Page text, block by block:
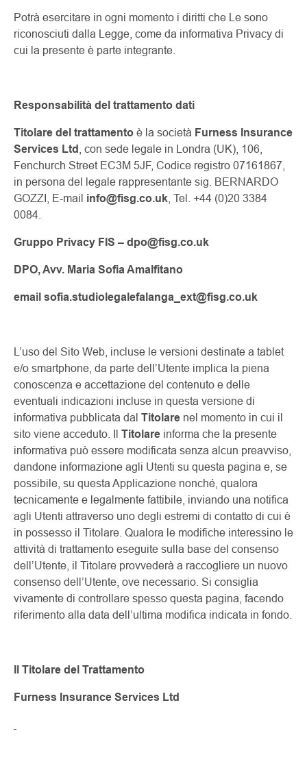
Potrà esercitare in ogni momento i diritti che Le sono
riconosciuti dalla Legge, come da informativa Privacy di
cui la presente è parte integrante.
Responsabilità del trattamento dati
Titolare del trattamento è la società Furness Insurance
Services Ltd
, con sede legale in Londra (UK), 106,
Fenchurch Street EC3M 5JF, Codice registro 07161867,
in persona del legale rappresentante sig. BERNARDO
GOZZI, E-mail info@fisg.co.uk , Tel. +44 (0)20 3384
0084.
Gruppo Privacy FIS – dpo@fisg.co.uk
DPO, Avv. Maria Sofia Amalfitano
email sofia.studiolegalefalanga_ext@fisg.co.uk
L’uso del Sito Web, incluse le versioni destinate a tablet
e/o smartphone, da parte dell’Utente implica la piena
conoscenza e accettazione del contenuto e delle
eventuali indicazioni incluse in questa versione di
informativa pubblicata dal Titolare nel momento in cui il
sito viene acceduto. Il Titolare informa che la presente
informativa può essere modificata senza alcun preavviso,
dandone informazione agli Utenti su questa pagina e, se
possibile, su questa Applicazione nonché, qualora
tecnicamente e legalmente fattibile, inviando una notifica
agli Utenti attraverso uno degli estremi di contatto di cui è
in possesso il Titolare. Qualora le modifiche interessino le
attività di trattamento eseguite sulla base del consenso
dell’Utente, il Titolare provvederà a raccogliere un nuovo
consenso dell’Utente, ove necessario. Si consiglia
vivamente di controllare spesso questa pagina, facendo
riferimento alla data dell’ultima modifica indicata in fondo.
Il Titolare del Trattamento
Furness Insurance Services Ltd